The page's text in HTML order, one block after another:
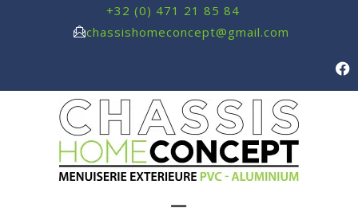
+32 (0) 471 21 85 84
chassishomeconcept@gmail.com